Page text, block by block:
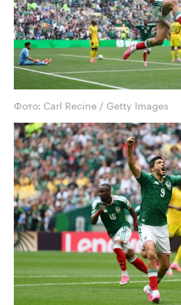
Фото: Carl Recine / Getty Images